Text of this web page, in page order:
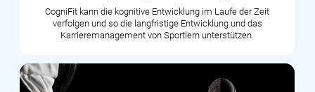
CogniFit kann die kognitive Entwicklung im Laufe der Zeit
verfolgen und so die langfristige Entwicklung und das
Karrieremanagement von Sportlern unterstützen.